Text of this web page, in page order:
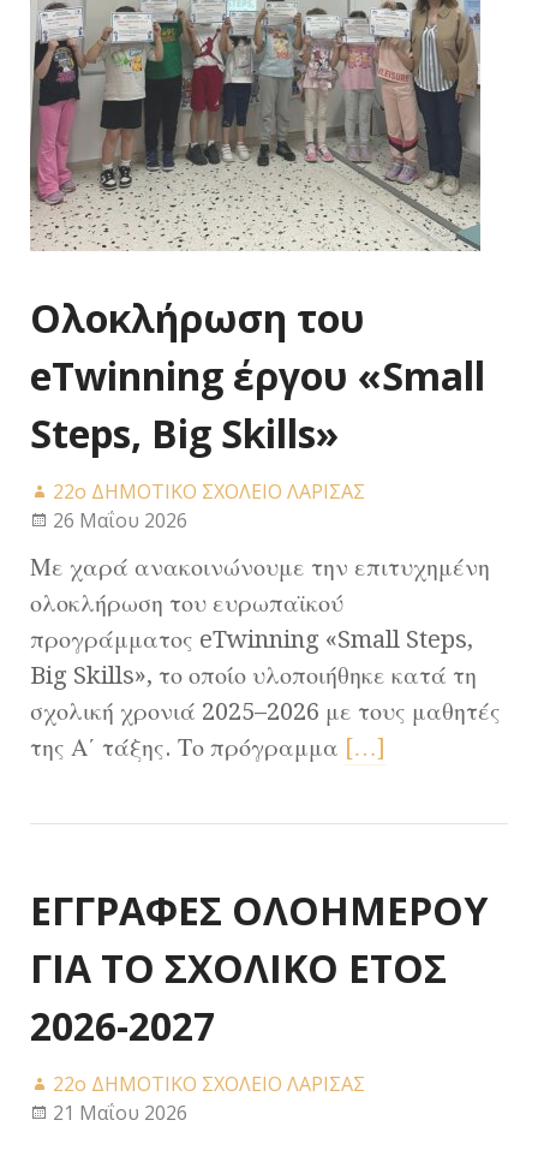
Ολοκλήρωση του
eTwinning έργου «Small
Steps, Big Skills»
22ο ΔΗΜΟΤΙΚΟ ΣΧΟΛΕΙΟ ΛΑΡΙΣΑΣ
26 Μαΐου 2026
Με χαρά ανακοινώνουμε την επιτυχημένη
ολοκλήρωση του ευρωπαϊκού
προγράμματος eTwinning «Small Steps,
Big Skills», το οποίο υλοποιήθηκε κατά τη
σχολική χρονιά 2025–2026 με τους μαθητές
της Α΄ τάξης. Το πρόγραμμα […]
ΕΓΓΡΑΦΕΣ ΟΛΟΗΜΕΡΟΥ
ΓΙΑ ΤΟ ΣΧΟΛΙΚΟ ΕΤΟΣ
2026-2027
22ο ΔΗΜΟΤΙΚΟ ΣΧΟΛΕΙΟ ΛΑΡΙΣΑΣ
21 Μαΐου 2026